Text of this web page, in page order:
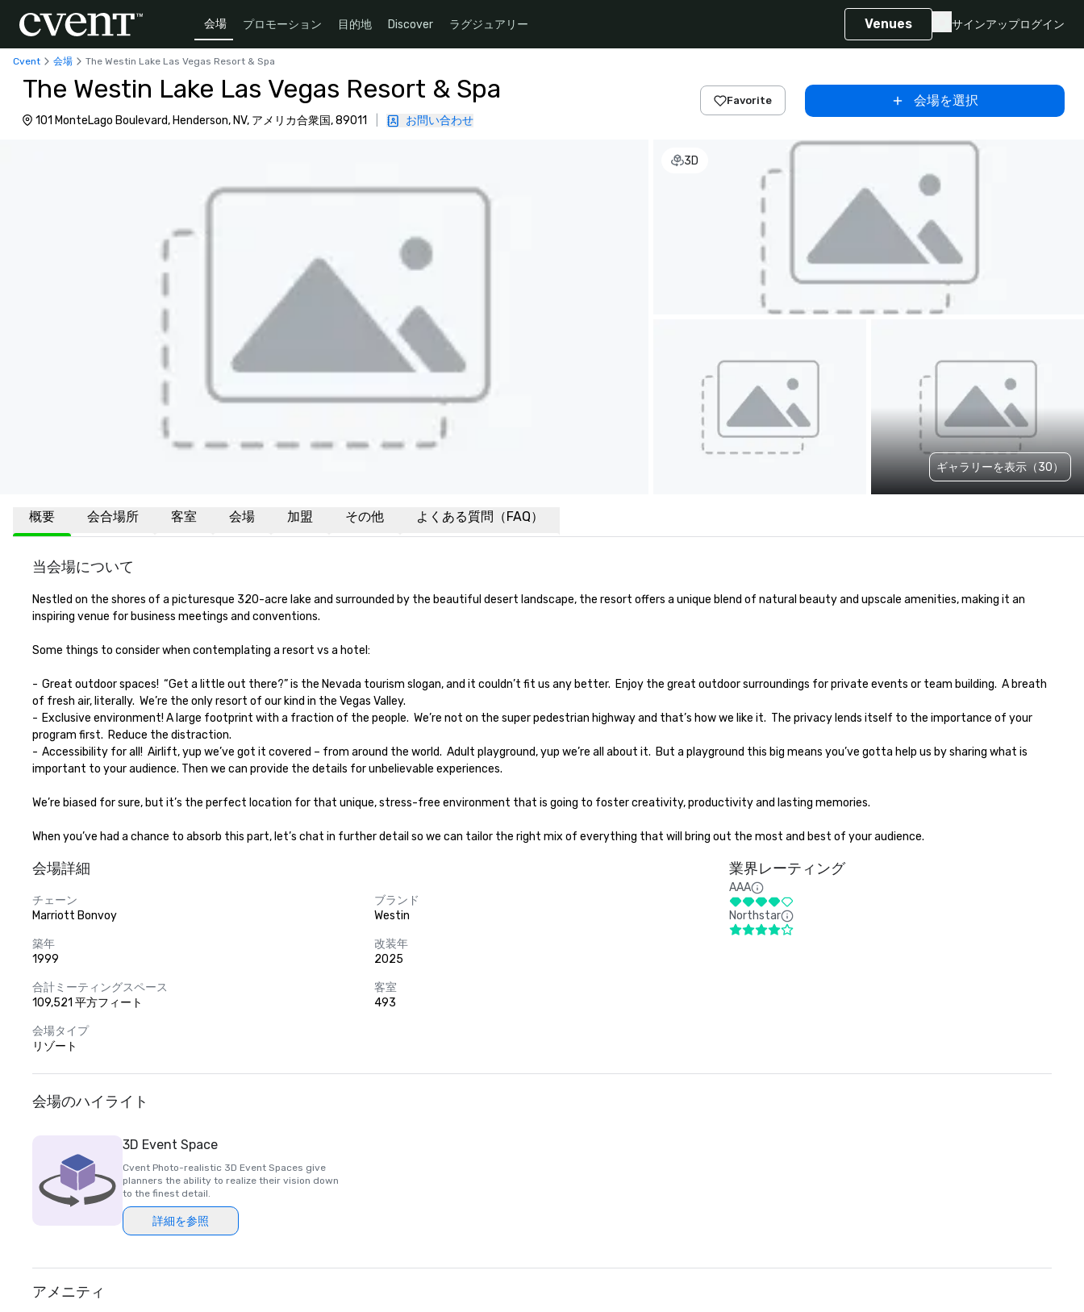
会場 プロモーション 目的地 Discover ラグジュアリー Venues サインアップログイン
Cvent 会場 The Westin Lake Las Vegas Resort & Spa
The Westin Lake Las Vegas Resort & Spa
101 MonteLago Boulevard, Henderson, NV, アメリカ合衆国, 89011 お問い合わせ
Favorite 会場を選択
3D
ギャラリーを表示（30）
概要 会合場所 客室 会場 加盟 その他 よくある質問（FAQ）
当会場について
Nestled on the shores of a picturesque 320-acre lake and surrounded by the beautiful desert landscape, the resort offers a unique blend of natural beauty and upscale amenities, making it an
inspiring venue for business meetings and conventions.
Some things to consider when contemplating a resort vs a hotel:
-	Great outdoor spaces!  “Get a little out there?” is the Nevada tourism slogan, and it couldn’t fit us any better.  Enjoy the great outdoor surroundings for private events or team building.  A breath
of fresh air, literally.  We’re the only resort of our kind in the Vegas Valley.
-	Exclusive environment! A large footprint with a fraction of the people.  We’re not on the super pedestrian highway and that’s how we like it.  The privacy lends itself to the importance of your
program first.  Reduce the distraction.
-	Accessibility for all!  Airlift, yup we’ve got it covered – from around the world.  Adult playground, yup we’re all about it.  But a playground this big means you’ve gotta help us by sharing what is
important to your audience. Then we can provide the details for unbelievable experiences.
We’re biased for sure, but it’s the perfect location for that unique, stress-free environment that is going to foster creativity, productivity and lasting memories.
When you’ve had a chance to absorb this part, let’s chat in further detail so we can tailor the right mix of everything that will bring out the most and best of your audience.
会場詳細
チェーン
Marriott Bonvoy
ブランド
Westin
築年
1999
改装年
2025
合計ミーティングスペース
109,521 平方フィート
客室
493
会場タイプ
リゾート
業界レーティング
AAA
Northstar
会場のハイライト
3D Event Space
Cvent Photo-realistic 3D Event Spaces give
planners the ability to realize their vision down
to the finest detail.
詳細を参照
アメニティ